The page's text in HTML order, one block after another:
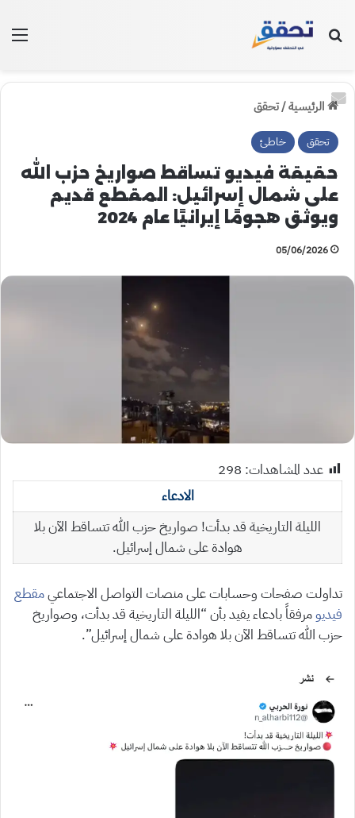
بحث عن
الرئيسية/تحقق
تحقق خاطئ
حقيقة فيديو تساقط صواريخ حزب الله
على شمال إسرائيل: المقطع قديم
ويوثق هجومًا إيرانيًا عام 2024
05/06/2026
عدد المشاهدات: 298
الادعاء
الليلة التاريخية قد بدأت! صواريخ حزب الله تتساقط الآن بلا
هوادة على شمال إسرائيل.
تداولت صفحات وحسابات على منصات التواصل الاجتماعيمقطع
فيديومرفقاً بادعاء يفيد بأن “الليلة التاريخية قد بدأت، وصواريخ
حزب الله تتساقط الآن بلا هوادة على شمال إسرائيل”.